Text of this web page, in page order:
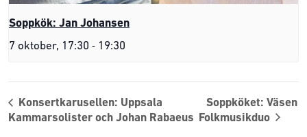
Soppkök: Jan Johansen
7 oktober, 17:30 - 19:30
Konsertkarusellen: Uppsala
Kammarsolister och Johan Rabaeus
Soppköket: Väsen
Folkmusikduo